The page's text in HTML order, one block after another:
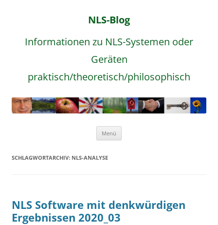
NLS-Blog
Informationen zu NLS-Systemen oder
Geräten
praktisch/theoretisch/philosophisch
Menü
SCHLAGWORTARCHIV: NLS-ANALYSE
NLS Software mit denkwürdigen
Ergebnissen 2020_03